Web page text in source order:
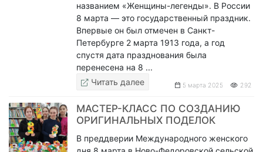
названием «Женщины-легенды». В России
8 марта — это государственный праздник.
Впервые он был отмечен в Санкт-
Петербурге 2 марта 1913 года, а год
спустя дата празднования была
перенесена на 8 ...
5 марта 2025 292
Читать далее
МАСТЕР-КЛАСС ПО СОЗДАНИЮ
ОРИГИНАЛЬНЫХ ПОДЕЛОК
В преддверии Международного женского